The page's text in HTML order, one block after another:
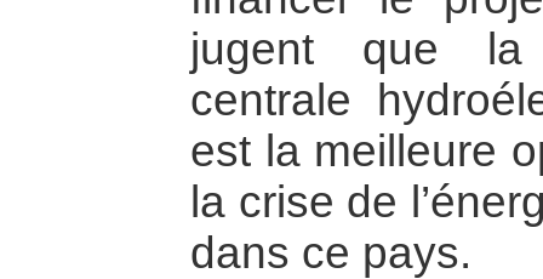
jugent que la
centrale
est la meilleure
la crise de
dans ce pays.